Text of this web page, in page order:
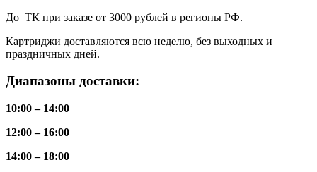
До ТК при заказе от 3000 рублей в регионы РФ.
Картриджи доставляются всю неделю, без выходных и
праздничных дней.
Диапазоны доставки:
10:00 – 14:00
12:00 – 16:00
14:00 – 18:00